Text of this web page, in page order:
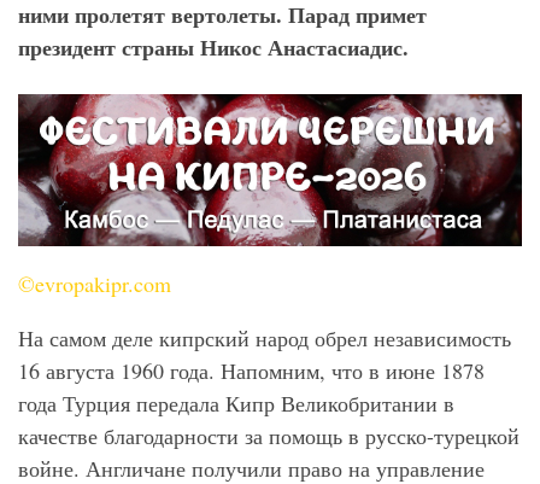
ними пролетят вертолеты. Парад примет
президент страны Никос Анастасиадис.
©evropakipr.com
На самом деле кипрский народ обрел независимость
16 августа 1960 года. Напомним, что в июне 1878
года Турция передала Кипр Великобритании в
качестве благодарности за помощь в русско-турецкой
войне. Англичане получили право на управление